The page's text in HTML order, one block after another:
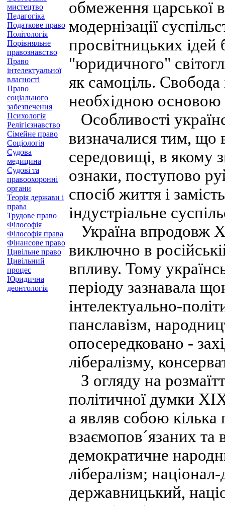
мистецтво
Педагогіка
Податкове право
Політологія
Порівняльне
правознавство
Право
інтелектуальної
власності
Право
соціального
забезпечення
Психологія
Релігієзнавство
Сімейне право
Соціологія
Судова
медицина
Судові та
правоохоронні
органи
Теорія держави і
права
Трудове право
Філософія
Філософія права
Фінансове право
Цивільне право
Цивільний
процес
Юридична
деонтологія
обмеження царської
модернізації
просвітницьких ідей
"юридичного"
як самоціль. Свобода
необхідною основою
Особливості
визначалися тим, що
середовищі, в якому
ознаки, поступово
спосіб життя і
індустріальне
Україна впродовж
виключно в
впливу. Тому
періоду зазнавала
інтелектуально-
панславізм,
опосередковано -
лібералізму,
З огляду на
політичної думки
а являв собою
взаємопов´язаних
демократичне
лібералізм;
державницький,